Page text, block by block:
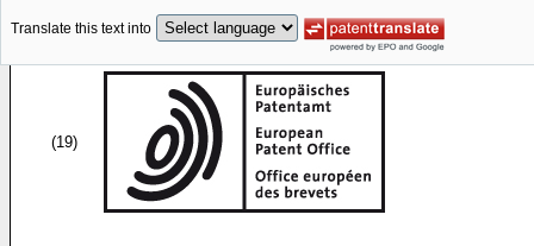
Translate this text into
(19)